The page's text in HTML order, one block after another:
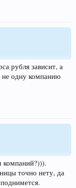
рубля зависит, а
не одну компанию
компаний?))).
точно нету, да